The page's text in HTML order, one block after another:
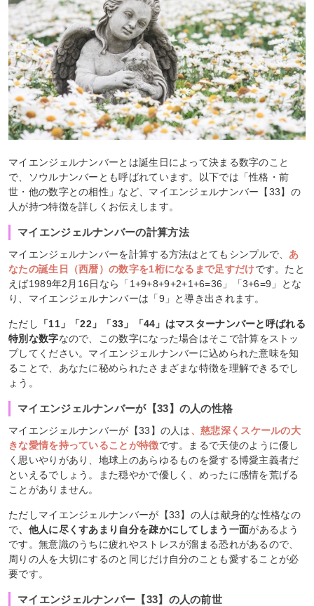
マイエンジェルナンバーとは誕生日によって決まる数字のこと
で、ソウルナンバーとも呼ばれています。以下では「性格・前
世・他の数字との相性」など、マイエンジェルナンバー【33】の
人が持つ特徴を詳しくお伝えします。
マイエンジェルナンバーの計算方法
マイエンジェルナンバーを計算する方法はとてもシンプルで、 あ
なたの誕生日（西暦）の数字を1桁になるまで足すだけです。たと
えば1989年2月16日なら「1+9+8+9+2+1+6=36」「3+6=9」とな
り、マイエンジェルナンバーは「9」と導き出されます。
ただし
「11」「22」「33」「44」はマスターナンバーと呼ばれる
特別な数字なので、この数字になった場合はそこで計算をストッ
プしてください。マイエンジェルナンバーに込められた意味を知
ることで、あなたに秘められたさまざまな特徴を理解できるでし
ょう。
マイエンジェルナンバーが【33】の人の性格
マイエンジェルナンバーが【33】の人は、慈悲深くスケールの大
きな愛情を持っていることが特徴です。まるで天使のように優し
く思いやりがあり、地球上のあらゆるものを愛する博愛主義者だ
といえるでしょう。また穏やかで優しく、めったに感情を荒げる
ことがありません。
ただしマイエンジェルナンバーが【33】の人は献身的な性格なの
で、他人に尽くすあまり自分を疎かにしてしまう一面があるよう
です。無意識のうちに疲れやストレスが溜まる恐れがあるので、
周りの人を大切にするのと同じだけ自分のことも愛することが必
要です。
マイエンジェルナンバー【33】の人の前世